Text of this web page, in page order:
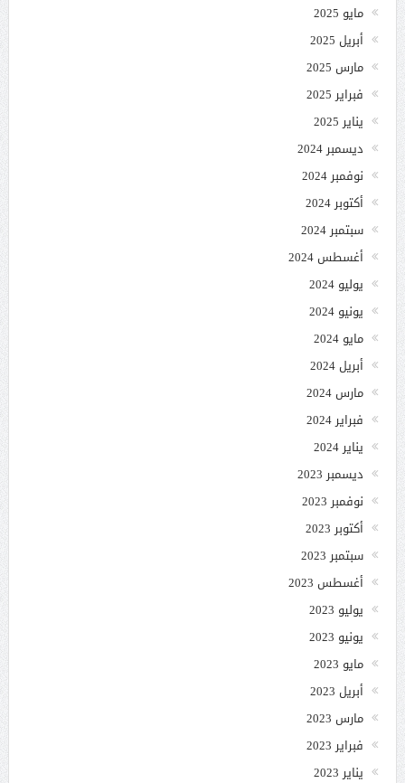
مايو 2025
أبريل 2025
مارس 2025
فبراير 2025
يناير 2025
ديسمبر 2024
نوفمبر 2024
أكتوبر 2024
سبتمبر 2024
أغسطس 2024
يوليو 2024
يونيو 2024
مايو 2024
أبريل 2024
مارس 2024
فبراير 2024
يناير 2024
ديسمبر 2023
نوفمبر 2023
أكتوبر 2023
سبتمبر 2023
أغسطس 2023
يوليو 2023
يونيو 2023
مايو 2023
أبريل 2023
مارس 2023
فبراير 2023
يناير 2023